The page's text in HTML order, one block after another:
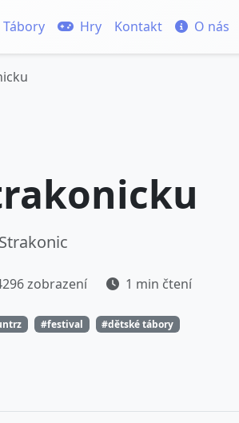
Tábory Hry Kontakt O nás
zobrazení 1 min čtení
#festival #dětské tábory